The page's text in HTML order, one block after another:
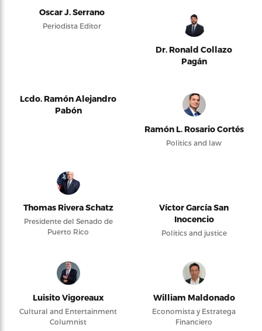
Oscar J. Serrano
Periodista Editor
Dr. Ronald Collazo
Pagán
Lcdo. Ramón Alejandro
Pabón
Ramón L. Rosario Cortés
Politics and law
Thomas Rivera Schatz
Presidente del Senado de
Puerto Rico
Víctor García San
Inocencio
Politics and justice
Luisito Vigoreaux
Cultural and Entertainment
Columnist
William Maldonado
Economista y Estratega
Financiero